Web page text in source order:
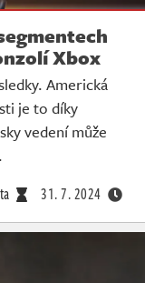
Xbox
Americká
je to díky
vedení může
31. 7. 2024